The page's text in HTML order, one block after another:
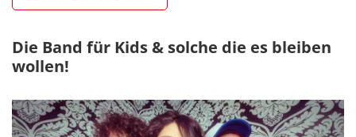
Die Band für Kids & solche die es bleiben
wollen!